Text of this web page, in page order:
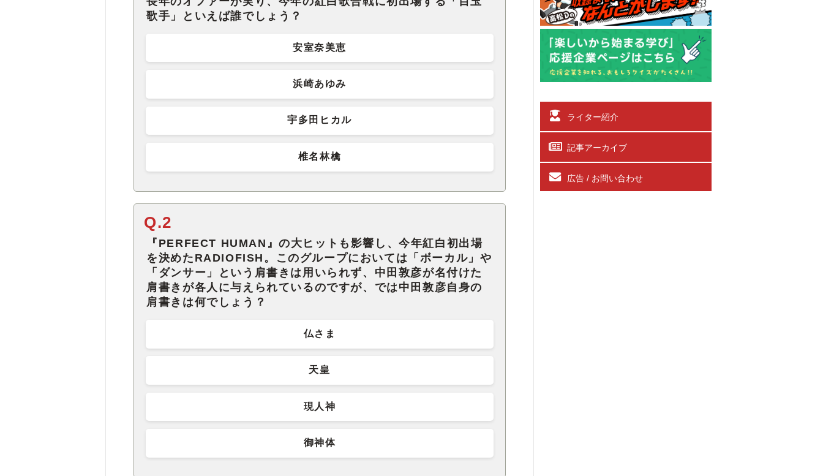
歌手」といえば誰でしょう？
安室奈美恵
浜崎あゆみ
宇多田ヒカル
椎名林檎
Q.2
『PERFECT HUMAN』の大ヒットも影響し、今年紅白初出場
を決めたRADIOFISH。このグループにおいては「ボーカル」や
「ダンサー」という肩書きは用いられず、中田敦彦が名付けた
肩書きが各人に与えられているのですが、では中田敦彦自身の
肩書きは何でしょう？
仏さま
天皇
現人神
御神体
ライター紹介
記事アーカイブ
広告 / お問い合わせ